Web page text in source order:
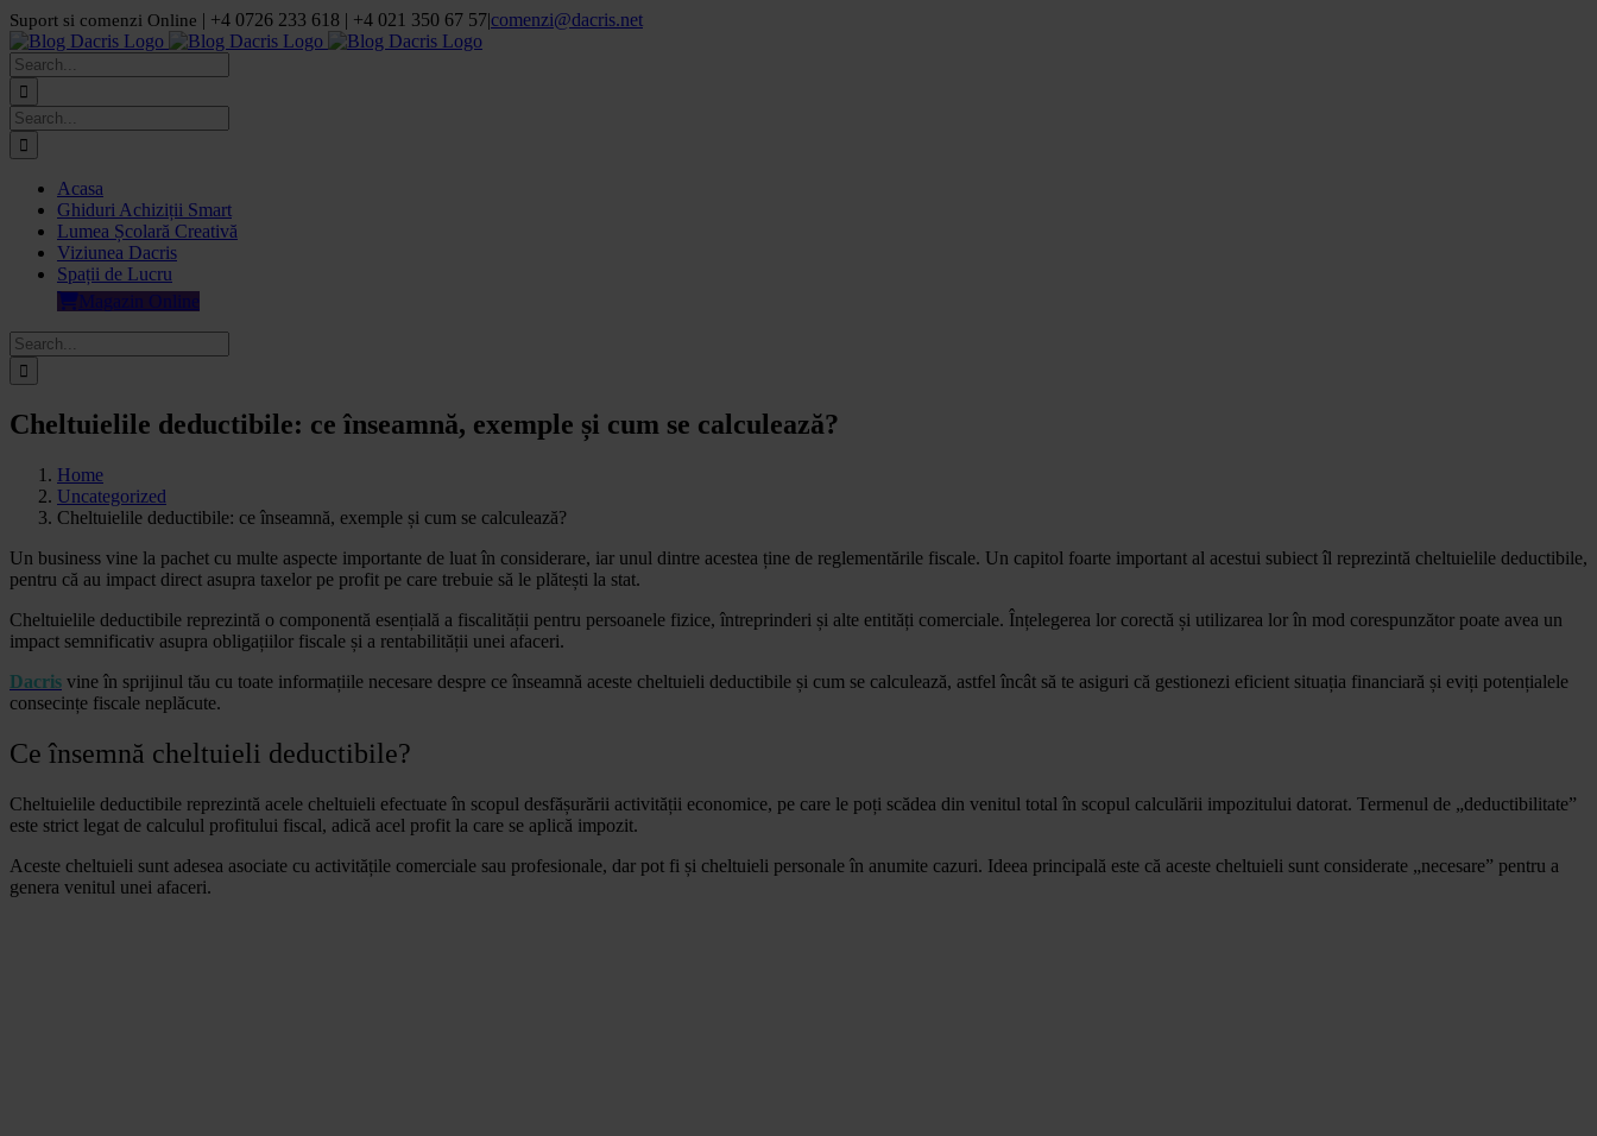
Skip
to
content
Suport si comenzi Online | +4 0726 233 618 | +4 021 350 67 57|comenzi@dacris.net
Facebook
LinkedIn
YouTube
Pinterest
Search
for:
Search
for:
Acasa
Ghiduri Achiziții Smart
Lumea Școlară Creativă
Viziunea Dacris
Spații de Lucru
Magazin Online
Search
for:
Cheltuielile deductibile: ce înseamnă, exemple și cum se calculează?
Home
Uncategorized
Cheltuielile deductibile: ce înseamnă, exemple și cum se calculează?
Un business vine la pachet cu multe aspecte importante de luat în considerare, iar unul dintre acestea ține de reglementările fiscale. Un capitol foarte important al acestui subiect îl reprezintă cheltuielile deductibile,
pentru că au impact direct asupra taxelor pe profit pe care trebuie să le plătești la stat.
Cheltuielile deductibile reprezintă o componentă esențială a fiscalității pentru persoanele fizice, întreprinderi și alte entități comerciale. Înțelegerea lor corectă și utilizarea lor în mod corespunzător poate avea un
impact semnificativ asupra obligațiilor fiscale și a rentabilității unei afaceri.
Dacris vine în sprijinul tău cu toate informațiile necesare despre ce înseamnă aceste cheltuieli deductibile și cum se calculează, astfel încât să te asiguri că gestionezi eficient situația financiară și eviți potențialele
consecințe fiscale neplăcute.
Ce însemnă cheltuieli deductibile?
Cheltuielile deductibile reprezintă acele cheltuieli efectuate în scopul desfășurării activității economice, pe care le poți scădea din venitul total în scopul calculării impozitului datorat. Termenul de „deductibilitate”
este strict legat de calculul profitului fiscal, adică acel profit la care se aplică impozit.
Aceste cheltuieli sunt adesea asociate cu activitățile comerciale sau profesionale, dar pot fi și cheltuieli personale în anumite cazuri. Ideea principală este că aceste cheltuieli sunt considerate „necesare” pentru a
genera venitul unei afaceri.